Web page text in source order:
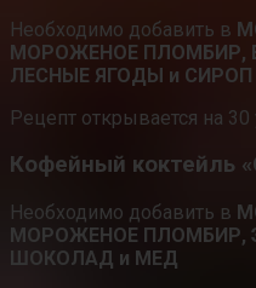
Необходимо добавить в
МОРОЖЕНОЕ ПЛОМБИР,
ЛЕСНЫЕ ЯГОДЫ и
Рецепт открывается на
Кофейный коктейль
Необходимо добавить в
МОРОЖЕНОЕ ПЛОМБИР,
ШОКОЛАД и МЕД